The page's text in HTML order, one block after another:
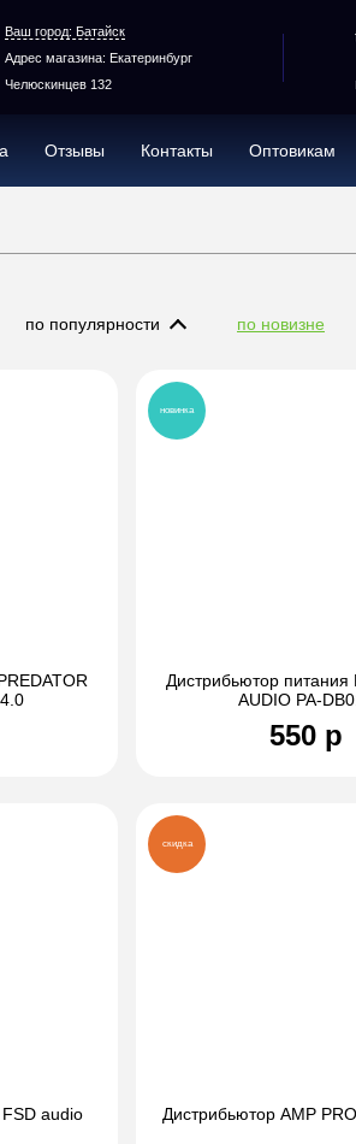
Ваш город: Батайск
Адрес магазина: Екатеринбург
Челюскинцев 132
Отзывы Контакты Оптовикам
по популярности по новизне
Дистрибьютор питания
AUDIO PA-
550 р
новинка
audio
Дистрибьютор AMP
скидка